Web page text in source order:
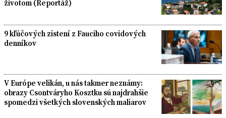
životom (Reportáž)
9 kľúčových zistení z Fauciho covidových
denníkov
V Európe velikán, u nás takmer neznámy:
obrazy Csontváryho Kosztku sú najdrahšie
spomedzi všetkých slovenských maliarov